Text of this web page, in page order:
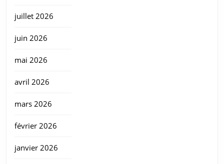
juillet 2026
juin 2026
mai 2026
avril 2026
mars 2026
février 2026
janvier 2026